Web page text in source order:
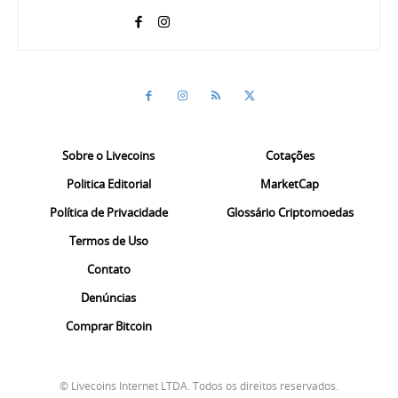
Sobre o Livecoins
Politica Editorial
Política de Privacidade
Termos de Uso
Contato
Denúncias
Comprar Bitcoin
Cotações
MarketCap
Glossário Criptomoedas
© Livecoins Internet LTDA. Todos os direitos reservados.